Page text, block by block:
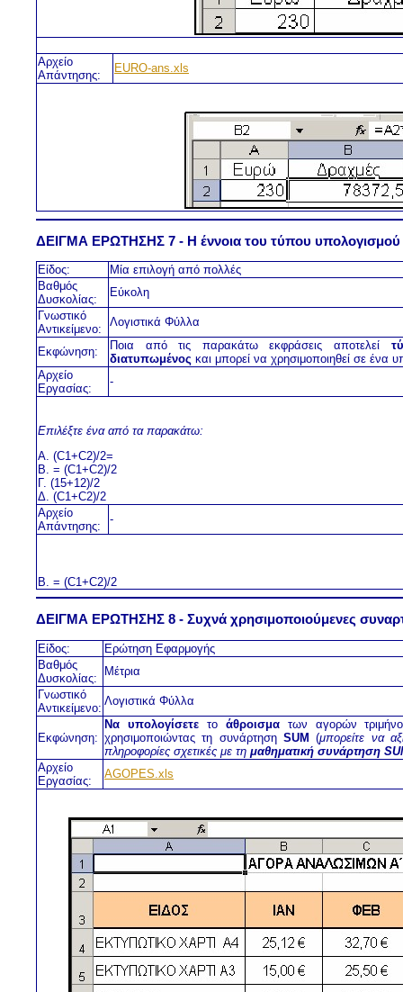
Αρχείο
Απάντησης:
EURO-ans.xls
ΔΕΙΓΜΑ ΕΡΩΤΗΣΗΣ 7 - Η έννοια του τύπου υπολογισμού
Είδος:
Μία επιλογή από πολλές
Βαθμός
Δυσκολίας:
Εύκολη
Γνωστικό
Αντικείμενο:
Λογιστικά Φύλλα
Εκφώνηση: Ποια από τις παρακάτω εκφράσεις αποτελεί
διατυπωμένος και μπορεί να χρησιμοποιηθεί σε ένα
Αρχείο
Εργασίας:
-
Επιλέξτε ένα από τα παρακάτω:
Α. (C1+C2)/2=
Β. = (C1+C2)/2
Γ. (15+12)/2
Δ. (C1+C2)/2
Αρχείο
Απάντησης:
-
Β. = (C1+C2)/2
ΔΕΙΓΜΑ ΕΡΩΤΗΣΗΣ 8 - Συχνά χρησιμοποιούμενες
Είδος:
Ερώτηση Εφαρμογής
Βαθμός
Δυσκολίας:
Μέτρια
Γνωστικό
Αντικείμενο:
Λογιστικά Φύλλα
Εκφώνηση:
Να υπολογίσετετο άθροισματων αγορών
χρησιμοποιώντας τη συνάρτηση SUM (μπορείτε να
πληροφορίες σχετικές με τη μαθηματική συνάρτηση
Αρχείο
Εργασίας:
AGOPES.xls